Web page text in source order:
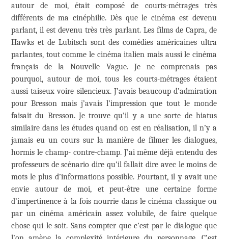
autour de moi, était composé de courts-métrages très
différents de ma cinéphilie. Dès que le cinéma est devenu
parlant, il est devenu très très parlant. Les films de Capra, de
Hawks et de Lubitsch sont des comédies américaines ultra
parlantes, tout comme le cinéma italien mais aussi le cinéma
français de la Nouvelle Vague. Je ne comprenais pas
pourquoi, autour de moi, tous les courts-métrages étaient
aussi taiseux voire silencieux. J’avais beaucoup d’admiration
pour Bresson mais j’avais l’impression que tout le monde
faisait du Bresson. Je trouve qu’il y a une sorte de hiatus
similaire dans les études quand on est en réalisation, il n’y a
jamais eu un cours sur la manière de filmer les dialogues,
hormis le champ- contre-champ. J’ai même déjà entendu des
professeurs de scénario dire qu’il fallait dire avec le moins de
mots le plus d’informations possible. Pourtant, il y avait une
envie autour de moi, et peut-être une certaine forme
d’impertinence à la fois nourrie dans le cinéma classique ou
par un cinéma américain assez volubile, de faire quelque
chose qui le soit. Sans compter que c’est par le dialogue que